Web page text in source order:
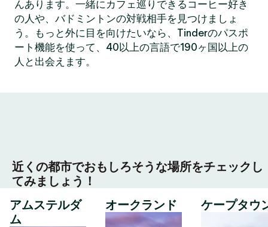
んあります。一緒にカフェ巡りできるコーヒー好き
の人や、バドミントンの対戦相手を見つけましょ
う。もっと外に目を向けたいなら、Tinderのパスポ
ート機能を使って、40以上の言語で190ヶ国以上の
人と出会えます。
近くの都市でおもしろそうな場所をチェックし
てみましょう！
アムステルダ
ム
オークランド ケープタウ